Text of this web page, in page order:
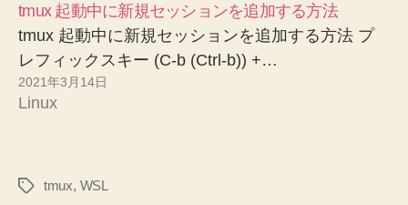
tmux 起動中に新規セッションを追加する方法
tmux 起動中に新規セッションを追加する方法 プ
レフィックスキー (C-b (Ctrl-b)) +…
2021年3月14日
Linux
タ
tmux, WSL